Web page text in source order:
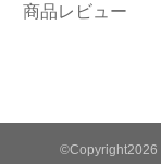
商品レビュー
©Copyright2026